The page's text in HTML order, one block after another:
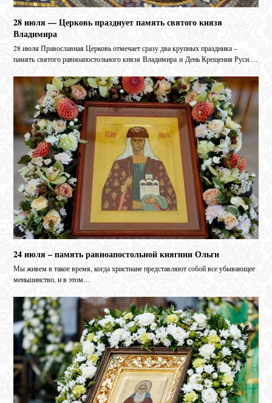
28 июля — Церковь празднует память святого князя
Владимира
28 июля Православная Церковь отмечает сразу два крупных праздника –
память святого равноапостольного князя Владимира и День Крещения Руси.…
24 июля – память равноапостольной княгини Ольги
Мы живем в такое время, когда христиане представляют собой все убывающее
меньшинство, и в этом…